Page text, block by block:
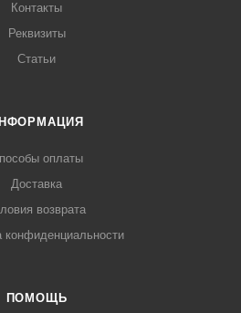
Контакты
Реквизиты
Статьи
оплаты
Доставка
возврата
конфиденциальности
ПОМОЩЬ